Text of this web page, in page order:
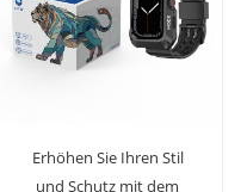
Erhöhen Sie Ihren Stil
und Schutz mit dem